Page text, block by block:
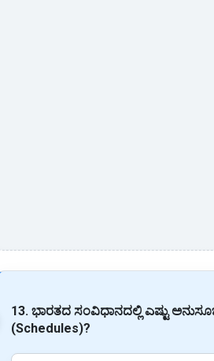
13. ಭಾರತದ ಸಂವಿಧಾನದಲ್ಲಿ ಎಷ್ಟು
(Schedules)?